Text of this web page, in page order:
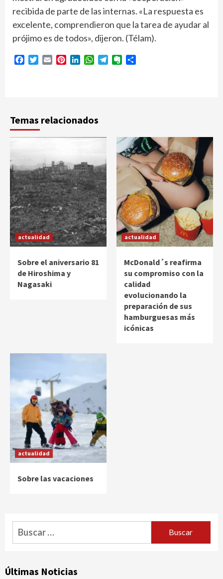
recibida de parte de las internas. «La respuesta es
excelente, comprendieron que la tarea de ayudar al
prójimo es de todos», dijeron. (Télam).
Facebook
Twitter
Email PinterestLinkedInWhatsApp
TelegramEvernote
Temas relacionados
actualidad
Sobre el aniversario 81
de Hiroshima y
Nagasaki
actualidad
McDonald´s reafirma
su compromiso con la
calidad
evolucionando la
preparación de sus
hamburguesas más
icónicas
actualidad
Sobre las vacaciones
Buscar:
Últimas Noticias